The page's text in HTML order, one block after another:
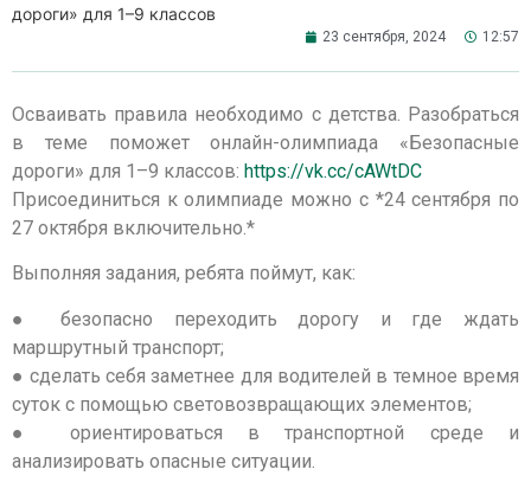
дороги» для 1–9 классов
23 сентября, 2024 12:57
Осваивать правила необходимо с детства. Разобраться
в теме поможет онлайн-олимпиада «Безопасные
дороги» для 1–9 классов: https://vk.cc/cAWtDC
Присоединиться к олимпиаде можно с *24 сентября по
27 октября включительно.*
Выполняя задания, ребята поймут, как:
● безопасно переходить дорогу и где ждать
маршрутный транспорт;
● сделать себя заметнее для водителей в темное время
суток с помощью световозвращающих элементов;
● ориентироваться в транспортной среде и
анализировать опасные ситуации.